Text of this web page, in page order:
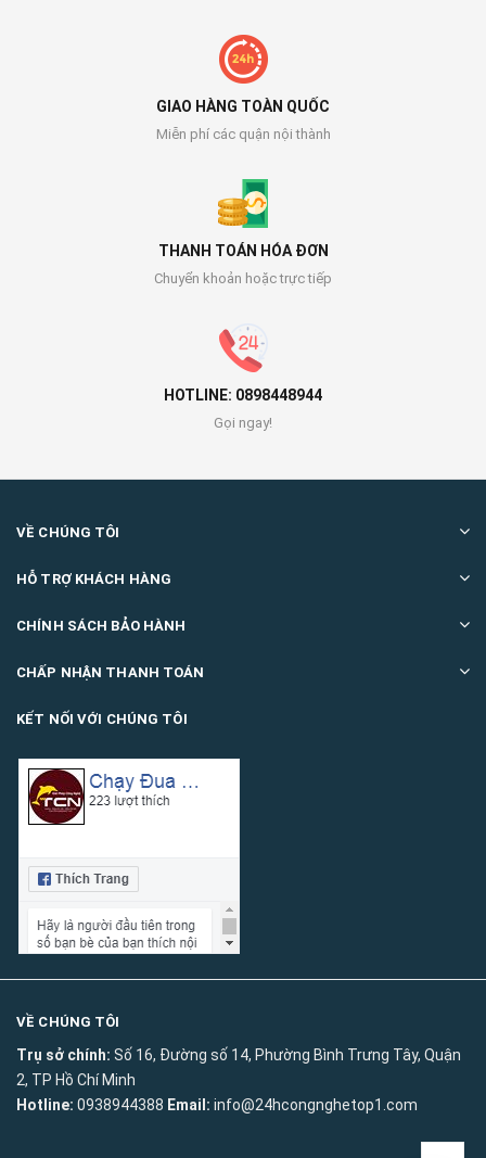
GIAO HÀNG TOÀN QUỐC
Miễn phí các quận nội thành
THANH TOÁN HÓA ĐƠN
Chuyển khoản hoặc trực tiếp
HOTLINE: 0898448944
Gọi ngay!
VỀ CHÚNG TÔI
HỖ TRỢ KHÁCH HÀNG
CHÍNH SÁCH BẢO HÀNH
CHẤP NHẬN THANH TOÁN
KẾT NỐI VỚI CHÚNG TÔI
VỀ CHÚNG TÔI
Trụ sở chính: Số 16, Đường số 14, Phường Bình Trưng Tây, Quận
2, TP Hồ Chí Minh
Hotline: 0938944388 Email: info@24hcongnghetop1.com